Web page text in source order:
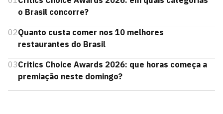
o Brasil concorre?
02Quanto custa comer nos 10 melhores
restaurantes do Brasil
03Critics Choice Awards 2026: que horas começa a
premiação neste domingo?